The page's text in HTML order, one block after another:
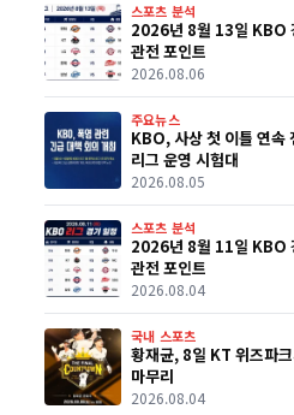
스포츠 분석
2026년 8월 13일 KBO
관전 포인트
2026.08.06
주요뉴스
KBO, 사상 첫 이틀 연속
리그 운영 시험대
2026.08.05
스포츠 분석
2026년 8월 11일 KBO
관전 포인트
2026.08.04
국내 스포츠
황재균, 8일 KT 위즈파
마무리
2026.08.04